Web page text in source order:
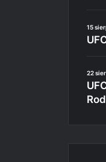
15
22